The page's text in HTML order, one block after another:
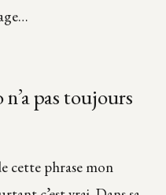
pas toujours
cette phrase mon